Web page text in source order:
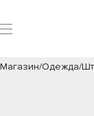
Магазин/Одежда/